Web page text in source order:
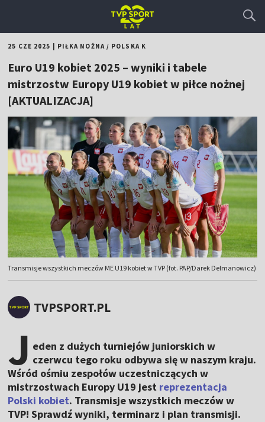
25 CZE 2025 PIŁKA NOŻNA/ POLSKA K
Euro U19 kobiet 2025 – wyniki i tabele
mistrzostw Europy U19 kobiet w piłce nożnej
[AKTUALIZACJA]
Transmisje wszystkich meczów ME U19 kobiet w TVP (fot. PAP/Darek Delmanowicz)
TVPSPORT.PL
J eden z dużych turniejów juniorskich w
czerwcu tego roku odbywa się w naszym kraju.
Wśród ośmiu zespołów uczestniczących w
mistrzostwach Europy U19 jest reprezentacja
Polski kobiet. Transmisje wszystkich meczów w
TVP! Sprawdź wyniki, terminarz i plan transmisji.